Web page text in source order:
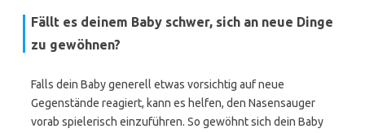
Fällt es deinem Baby schwer, sich an neue Dinge
zu gewöhnen?
Falls dein Baby generell etwas vorsichtig auf neue
Gegenstände reagiert, kann es helfen, den Nasensauger
vorab spielerisch einzuführen. So gewöhnt sich dein Baby